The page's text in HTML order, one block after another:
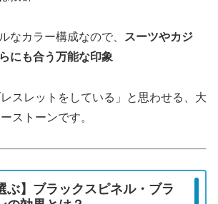
なカラー構成なので、
スーツやカジ
にも合う万能な印象
スレットをしている」と思わせる、大
ストーンです。
】ブラックスピネル・ブラ